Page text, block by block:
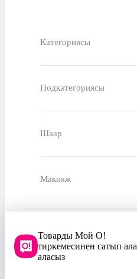
Категориясы
Подкатегориясы
Шаар
Макияж
Товарды Мой О!
тиркемесинен сатып ала
аласыз